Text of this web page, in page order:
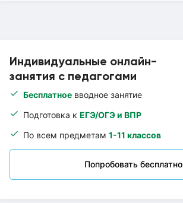
Индивидуальные онлайн-
занятия с педагогами
Бесплатное вводное занятие
Подготовка к ЕГЭ/ОГЭ и ВПР
По всем предметам 1-11 классов
Попробовать бесплатно